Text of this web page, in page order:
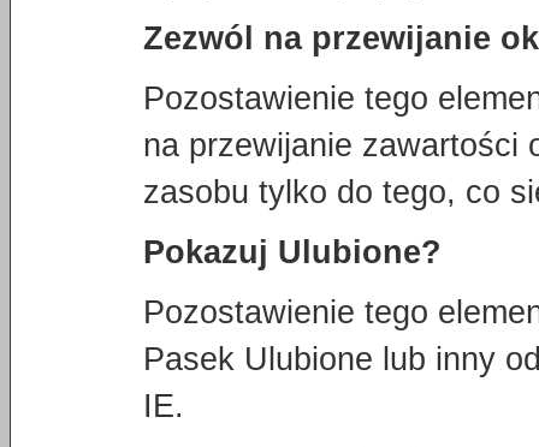
Zezwól na przewijanie
Pozostawienie tego
na przewijanie zawartości
zasobu tylko do tego, co
Pokazuj Ulubione?
Pozostawienie tego
Pasek Ulubione lub inny
IE.